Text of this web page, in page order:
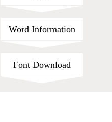
Word Information
Font Download